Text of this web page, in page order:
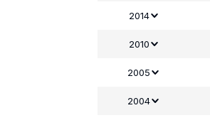
2014
2010
2005
2004